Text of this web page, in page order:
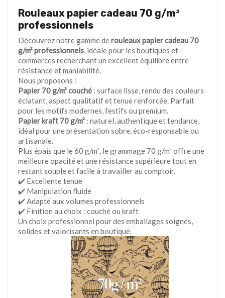
Rouleaux papier cadeau 70 g/m²
professionnels
Découvrez notre gamme derouleaux papier cadeau 70
g/m² professionnels, idéale pour les boutiques et
commerces recherchant un excellent équilibre entre
résistance et maniabilité.
Nous proposons :
Papier 70 g/m² couché : surface lisse, rendu des couleurs
éclatant, aspect qualitatif et tenue renforcée. Parfait
pour les motifs modernes, festifs ou premium.
Papier kraft 70 g/m² : naturel, authentique et tendance,
idéal pour une présentation sobre, éco-responsable ou
artisanale.
Plus épais que le 60 g/m², le grammage 70 g/m² offre une
meilleure opacité et une résistance supérieure tout en
restant souple et facile à travailler au comptoir.
✔️ Excellente tenue
✔️ Manipulation fluide
✔️ Adapté aux volumes professionnels
✔️ Finition au choix : couché ou kraft
Un choix professionnel pour des emballages soignés,
solides et valorisants en boutique.